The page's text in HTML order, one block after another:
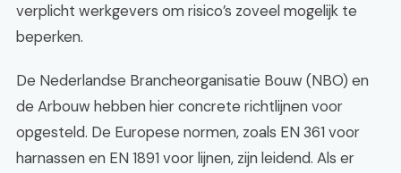
verplicht werkgevers om risico’s zoveel mogelijk te
beperken.
De Nederlandse Brancheorganisatie Bouw (NBO) en
de Arbouw hebben hier concrete richtlijnen voor
opgesteld. De Europese normen, zoals EN 361 voor
harnassen en EN 1891 voor lijnen, zijn leidend. Als er